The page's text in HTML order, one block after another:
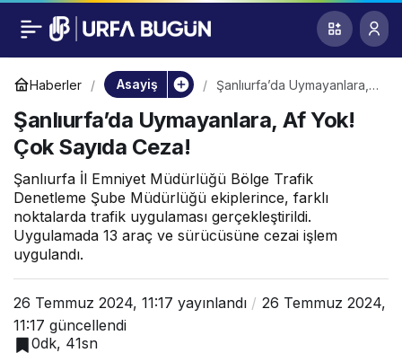
Haberler Asayiş
Şanlıurfa’da Uymayanlara,
Şanlıurfa’da Uymayanlara, Af Yok!
Çok Sayıda Ceza!
Şanlıurfa İl Emniyet Müdürlüğü Bölge Trafik
Denetleme Şube Müdürlüğü ekiplerince, farklı
noktalarda trafik uygulaması gerçekleştirildi.
Uygulamada 13 araç ve sürücüsüne cezai işlem
uygulandı.
26 Temmuz 2024, 11:17 yayınlandı
26 Temmuz 2024,
11:17 güncellendi
0dk, 41sn
Şanlıurfa’da
Uymayanlara, Af Yok!
Çok Sayıda Ceza!
0